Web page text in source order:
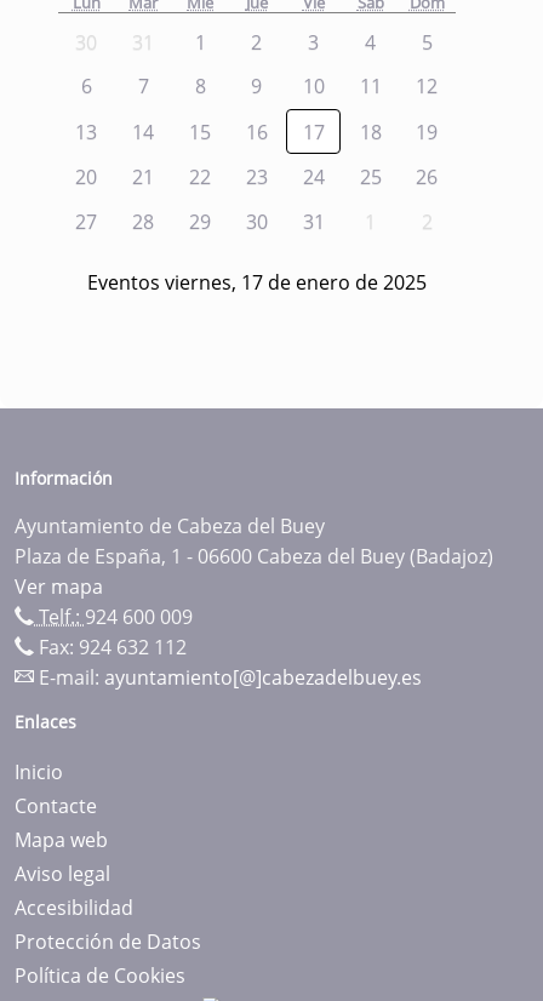
30 31 1 2 3 4
5
6
7 8 9 10 11
12
13
14 15 16 17 18
19
20
21 22 23 24 25
26
27
28 29 30 31 1 2
Eventos viernes, 17 de enero de 2025
Información
Ayuntamiento de Cabeza del Buey
Plaza de España, 1 - 06600 Cabeza del Buey (Badajoz)
Ver mapa
Telf.: 924 600 009
Fax: 924 632 112
E-mail: ayuntamiento[@]cabezadelbuey.es
Enlaces
Inicio
Contacte
Mapa web
Aviso legal
Accesibilidad
Protección de Datos
Política de Cookies